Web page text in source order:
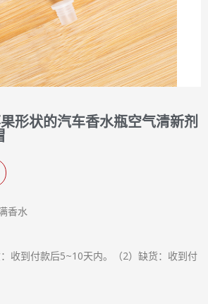
形状的汽车香水瓶空气清新剂
香水
收到付款后5~10天内。（2）缺货：收到付